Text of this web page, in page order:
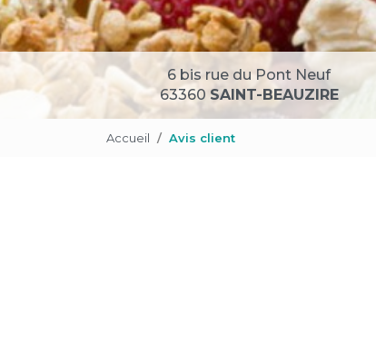
6 bis rue du Pont Neuf
63360 SAINT-BEAUZIRE
Accueil Avis client